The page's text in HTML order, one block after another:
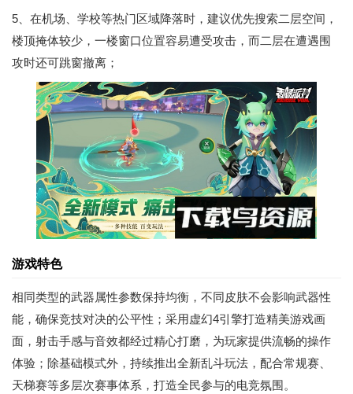
5、在机场、学校等热门区域降落时，建议优先搜索二层空间，
楼顶掩体较少，一楼窗口位置容易遭受攻击，而二层在遭遇围
攻时还可跳窗撤离；
游戏特色
相同类型的武器属性参数保持均衡，不同皮肤不会影响武器性
能，确保竞技对决的公平性；采用虚幻4引擎打造精美游戏画
面，射击手感与音效都经过精心打磨，为玩家提供流畅的操作
体验；除基础模式外，持续推出全新乱斗玩法，配合常规赛、
天梯赛等多层次赛事体系，打造全民参与的电竞氛围。